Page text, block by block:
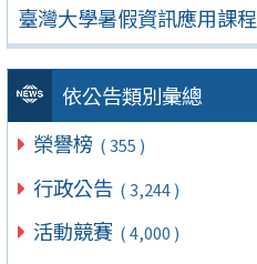
臺灣大學暑假資訊應用課程
依公告類別彙總
榮譽榜 ( 355 )
行政公告 ( 3,244 )
活動競賽 ( 4,000 )